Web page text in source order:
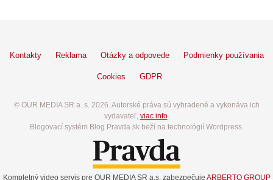
Kontakty Reklama Otázky a odpovede Podmienky používania
Cookies GDPR
© OUR MEDIA SR a. s. 2026. Autorské práva sú vyhradené a vykonáva ich
vydavateľ, viac info.
Blogovací systém Blog.Pravda.sk beží na technológií Wordpress.
Kompletný video servis pre OUR MEDIA SR a.s. zabezpečuje ARBERTO GROUP